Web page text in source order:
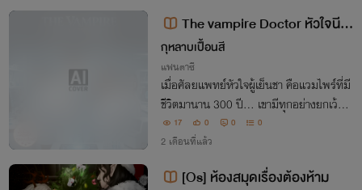
The vampire Doctor หัวใจนี
้...พลีเพื่อเธอ
กุหลาบเปื้อนสี
แฟนตาซี
เมื่อศัลยแพทย์หัวใจผู้เย็นชา คือแวมไพร์ที่มี
ชีวิตมานาน 300 ปี... เขามีทุกอย่างยกเว้น
'จังหวะหัวใจ' ที่เป็นของตัวเอง แต่เมื่อกลิ่นอ
ายจากอดีตที่เขาโหยหาหวนกลับมา... หัวใจ
ที่ไร้จังหวะของเขากำลังจะสั่นไหว
17 0 0 0
2 เดือนที่แล้ว
[Os] ห้องสมุดเรื่องต้องห้าม